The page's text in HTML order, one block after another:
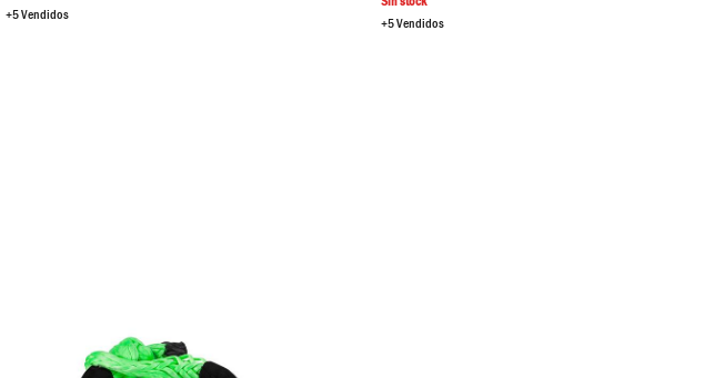
+5 Vendidos
+5 Vendidos